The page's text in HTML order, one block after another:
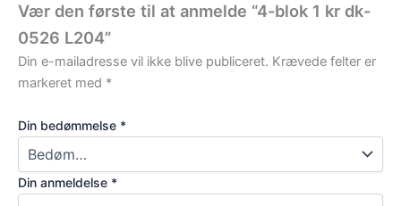
Vær den første til at anmelde “4-blok 1 kr dk-
0526 L204”
Din e-mailadresse vil ikke blive publiceret. Krævede felter er
markeret med *
Din bedømmelse *
Din anmeldelse *